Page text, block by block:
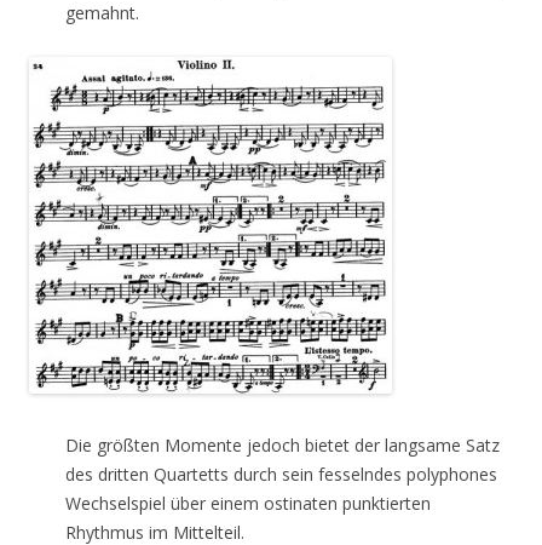
gemahnt.
Die größten Momente jedoch bietet der langsame Satz
des dritten Quartetts durch sein fesselndes polyphones
Wechselspiel über einem ostinaten punktierten
Rhythmus im Mittelteil.